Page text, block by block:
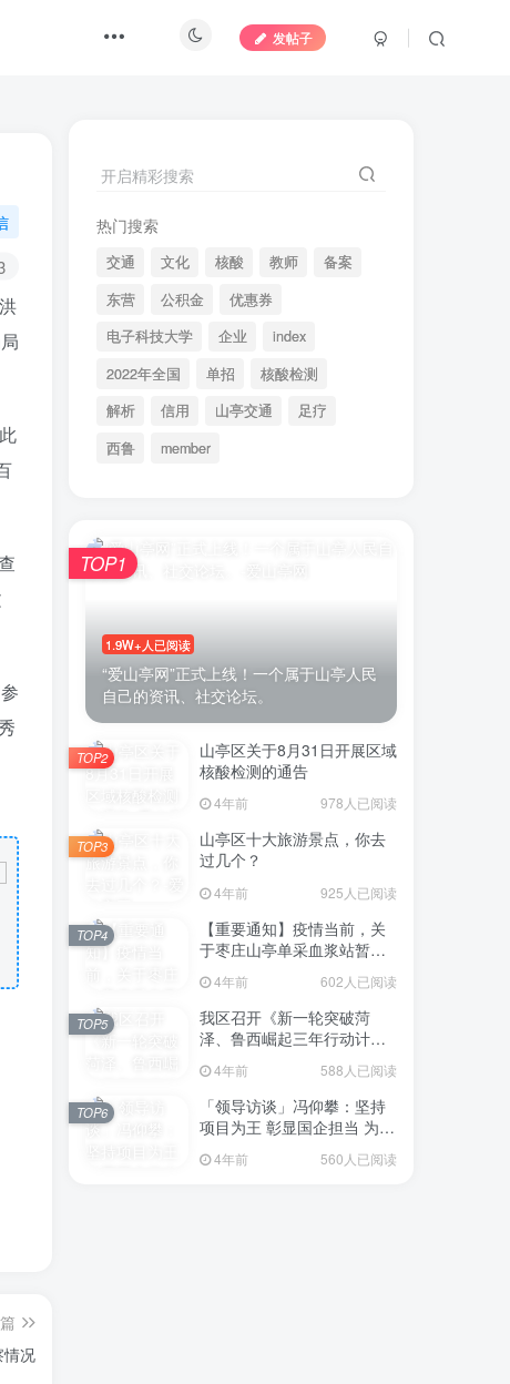
发帖子
情况
开启精彩搜索
热门搜索
交通 文化 核酸 教师
备案
东营
公积金
优惠券
电子科技大学
企业
index
2022年全国
单招
核酸检测
解析
信用 山亭交通
足疗
西鲁
member
1.9W+人已阅读
“爱山亭网”正式上线！一个属于山亭人民
自己的资讯、社交论坛。
TOP1
山亭区关于8月31日开展区域
核酸检测的通告
4年前 978人已阅读
TOP2
山亭区十大旅游景点，你去
过几个？
4年前 925人已阅读
TOP3
【重要通知】疫情当前，关
于枣庄山亭单采血浆站暂停
4年前 602人已阅读
TOP4
我区召开《新一轮突破菏
泽、鲁西崛起三年行动计划
意见稿）政策分析研判会议
4年前 588人已阅读
TOP5
「领导访谈」冯仰攀：坚持
项目为王 彰显国企担当 为全
点项目建设贡献“交发力量”
4年前 560人已阅读
TOP6